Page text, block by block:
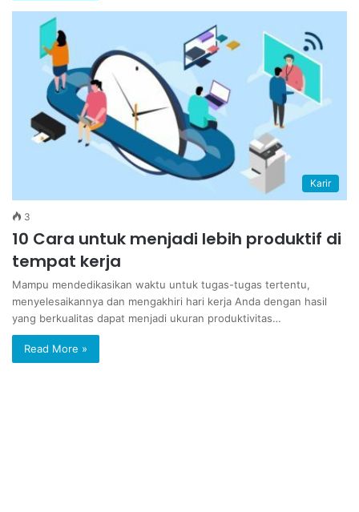
Karir
3
10 Cara untuk menjadi lebih produktif di
tempat kerja
Mampu mendedikasikan waktu untuk tugas-tugas tertentu,
menyelesaikannya dan mengakhiri hari kerja Anda dengan hasil
yang berkualitas dapat menjadi ukuran produktivitas…
Read More »